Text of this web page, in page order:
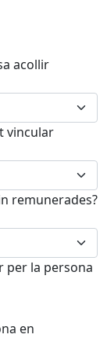
acollir
vincular
remunerades?
per la persona
en